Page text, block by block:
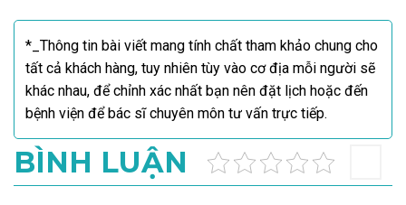
*_Thông tin bài viết mang tính chất tham khảo chung cho
tất cả khách hàng, tuy nhiên tùy vào cơ địa mỗi người sẽ
khác nhau, để chỉnh xác nhất bạn nên đặt lịch hoặc đến
bệnh viện để bác sĩ chuyên môn tư vấn trực tiếp.
BÌNH LUẬN